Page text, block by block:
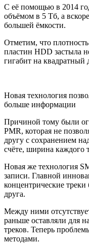
С её помощью в 2014
объёмом в 5 Тб, а
большей ёмкости.
Отметим, что
пластин HDD застыла
гигабит на
Новая технология
больше информации
Причиной тому были
PMR, которая не
другу с сохранением
счёте, ширина каждого
Новая же технология
записи. Главной
концентрические
друга.
Между ними
раньше оставляли для
треков. Теперь
методами.